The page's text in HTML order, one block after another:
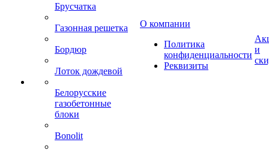
Брусчатка
Газонная решетка
Бордюр
Лоток дождевой
Белорусские
газобетонные
блоки
Bonolit
О компании
Политика
конфиденциальности
Реквизиты
и